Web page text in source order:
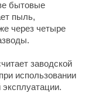
бытовые
пыль,
через четыре
заводской
использовании
эксплуатации.